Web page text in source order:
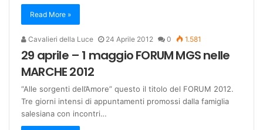
Read More »
Cavalieri della Luce 24 Aprile 2012 0 1.581
29 aprile – 1 maggio FORUM MGS nelle
MARCHE 2012
“Alle sorgenti dell’Amore” questo il titolo del FORUM 2012.
Tre giorni intensi di appuntamenti promossi dalla famiglia
salesiana con incontri…